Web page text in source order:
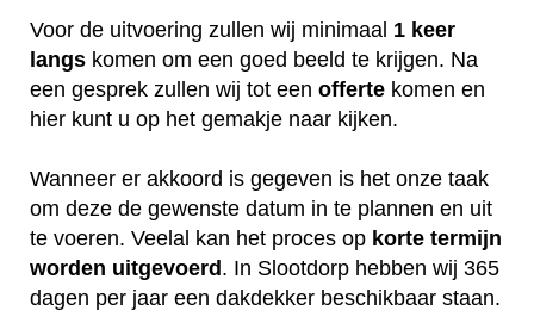
Voor de uitvoering zullen wij minimaal 1 keer
langs komen om een goed beeld te krijgen. Na
een gesprek zullen wij tot een offerte komen en
hier kunt u op het gemakje naar kijken.
Wanneer er akkoord is gegeven is het onze taak
om deze de gewenste datum in te plannen en uit
te voeren. Veelal kan het proces op korte termijn
worden uitgevoerd . In Slootdorp hebben wij 365
dagen per jaar een dakdekker beschikbaar staan.